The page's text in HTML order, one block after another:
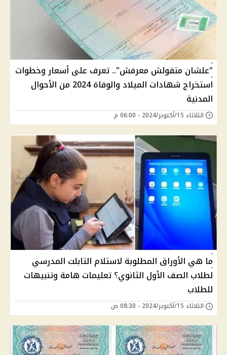
"علشان متقولش معرفش".. تعرف على أسعار وخطوات
استخراج شهادات الميلاد والوفاة 2024 من الأحوال
المدنية
الثلاثاء 15/أكتوبر/2024 - 06:00 م
ما هي الأوراق المطلوبة لاستلام التابلت المدرسي
لطلاب الصف الأول الثانوي؟ تعليمات هامة وتنبيهات
للطلاب
الثلاثاء 15/أكتوبر/2024 - 08:30 ص